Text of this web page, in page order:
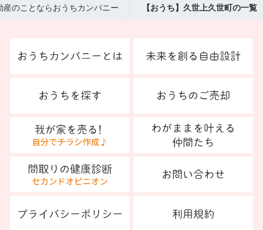
産のことならおうちカンパニー 【おうち】久世上久世町の一覧